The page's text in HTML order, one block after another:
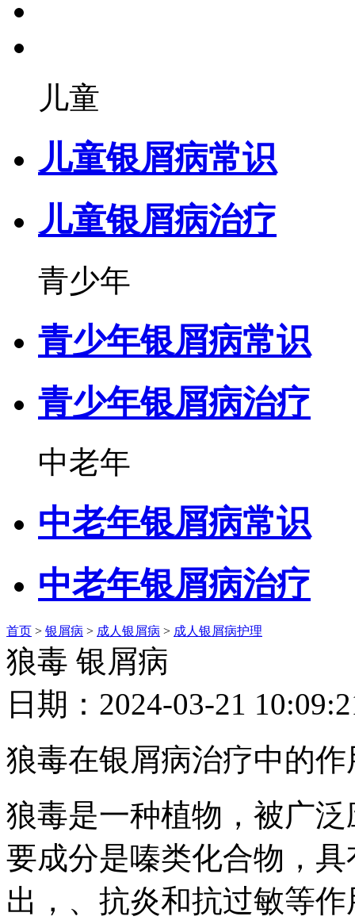
儿童
儿童银屑病常识
儿童银屑病治疗
青少年
青少年银屑病常识
青少年银屑病治疗
中老年
中老年银屑病常识
中老年银屑病治疗
首页 > 银屑病 > 成人银屑病 > 成人银屑病护理
狼毒 银屑病
日期：2024-03-21
狼毒在银屑病治疗中的作
狼毒是一种植物，被广
要成分是嗪类化合物，具
出，、抗炎和抗过敏等